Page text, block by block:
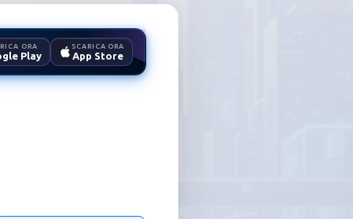
ORA
Play
SCARICA ORA
App Store